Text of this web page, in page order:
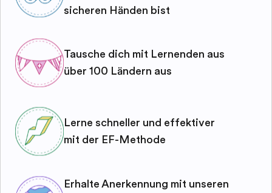
sicheren Händen bist
Tausche dich mit Lernenden aus
über 100 Ländern aus
Lerne schneller und effektiver
mit der EF-Methode
Erhalte Anerkennung mit unseren